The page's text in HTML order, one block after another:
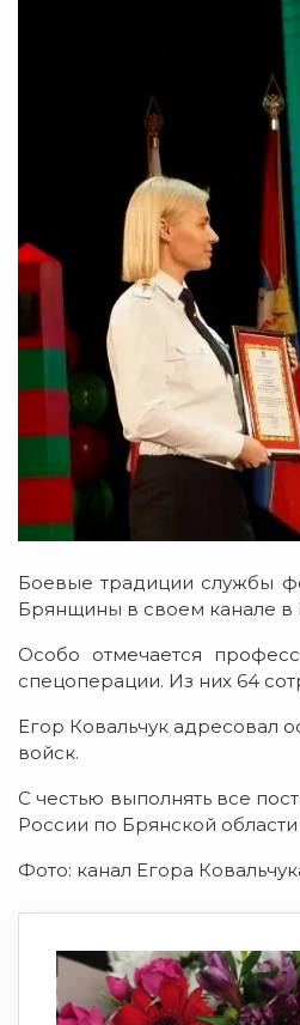
Боевые традиции службы
Брянщины в своем канале
Особо отмечается
спецоперации. Из них 64
Егор Ковальчук адресовал
войск.
С честью выполнять все
России по Брянской
Фото: канал Егора